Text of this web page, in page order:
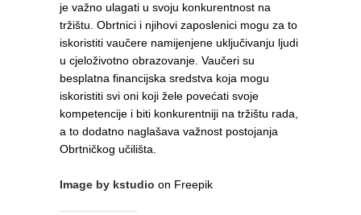
je važno ulagati u svoju konkurentnost na
tržištu. Obrtnici i njihovi zaposlenici mogu za to
iskoristiti vaučere namijenjene uključivanju ljudi
u cjeloživotno obrazovanje. Vaučeri su
besplatna financijska sredstva koja mogu
iskoristiti svi oni koji žele povećati svoje
kompetencije i biti konkurentniji na tržištu rada,
a to dodatno naglašava važnost postojanja
Obrtničkog učilišta.
Image by kstudio on Freepik